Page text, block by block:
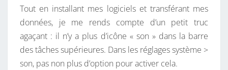
E
D
A
N
S
Tout en installant mes logiciels et transférant mes
données, je me rends compte d’un petit truc
agaçant : il n’y a plus d’icône « son » dans la barre
des tâches supérieures. Dans les réglages système >
son, pas non plus d’option pour activer cela.